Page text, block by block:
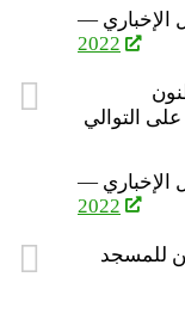
2022
التوالي
2022
للمسجد